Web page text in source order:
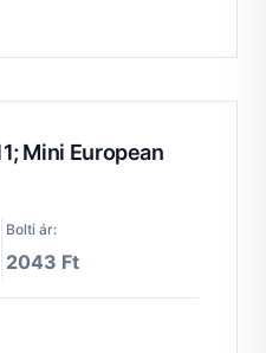
Mini European
Bolti ár:
2043 Ft